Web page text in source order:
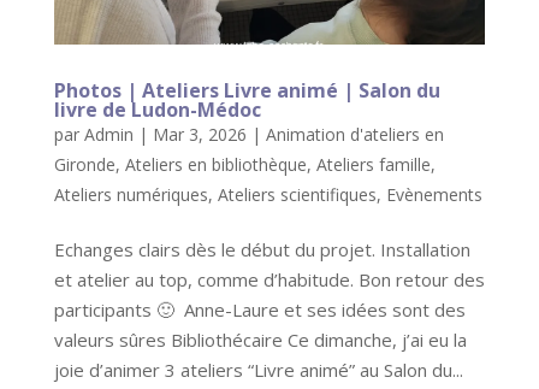
Photos | Ateliers Livre animé | Salon du
livre de Ludon-Médoc
par Admin | Mar 3, 2026 | Animation d'ateliers en
Gironde, Ateliers en bibliothèque, Ateliers famille,
Ateliers numériques, Ateliers scientifiques, Evènements
Echanges clairs dès le début du projet. Installation
et atelier au top, comme d’habitude. Bon retour des
participants 🙂 Anne-Laure et ses idées sont des
valeurs sûres Bibliothécaire Ce dimanche, j’ai eu la
joie d’animer 3 ateliers “Livre animé” au Salon du...